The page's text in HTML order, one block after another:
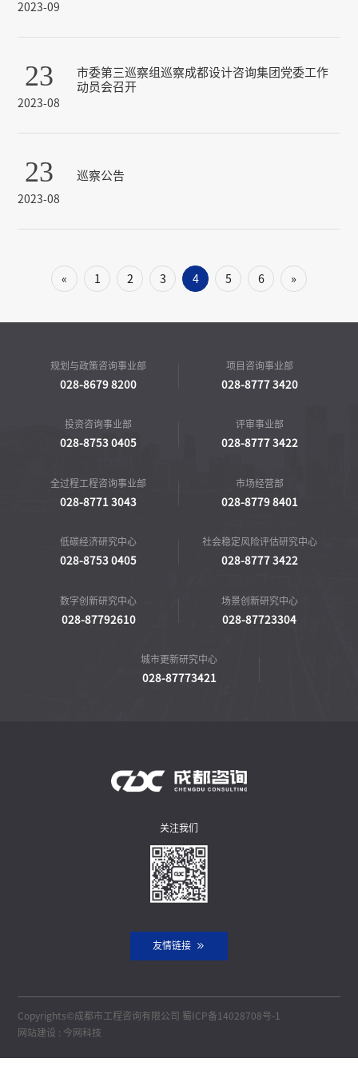
2023-09
23
2023-08
市委第三巡察组巡察成都设计咨询集团党委工作
动员会召开
23
2023-08
巡察公告
« 1 2 3 4 5 6 »
规划与政策咨询事业部
028-8679 8200
项目咨询事业部
028-8777 3420
投资咨询事业部
028-8753 0405
评审事业部
028-8777 3422
全过程工程咨询事业部
028-8771 3043
市场经营部
028-8779 8401
低碳经济研究中心
028-8753 0405
社会稳定风险评估研究中心
028-8777 3422
数字创新研究中心
028-87792610
场景创新研究中心
028-87723304
城市更新研究中心
028-87773421
关注我们
友情链接
Copyrights©成都市工程咨询有限公司 蜀ICP备14028708号-1
网站建设 : 今网科技